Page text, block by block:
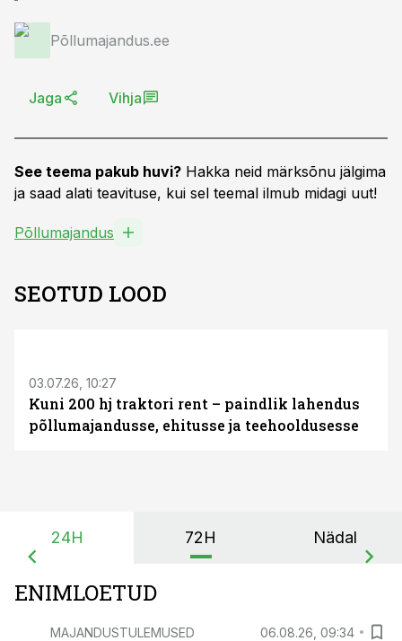
Põllumajandus.ee
Jaga Vihja
See teema pakub huvi? Hakka neid märksõnu jälgima
ja saad alati teavituse, kui sel teemal ilmub midagi uut!
Põllumajandus
SEOTUD LOOD
03.07.26, 10:27
Kuni 200 hj traktori rent – paindlik lahendus
põllumajandusse, ehitusse ja teehooldusesse
24H 72H Nädal
ENIMLOETUD
MAJANDUSTULEMUSED 06.08.26, 09:34